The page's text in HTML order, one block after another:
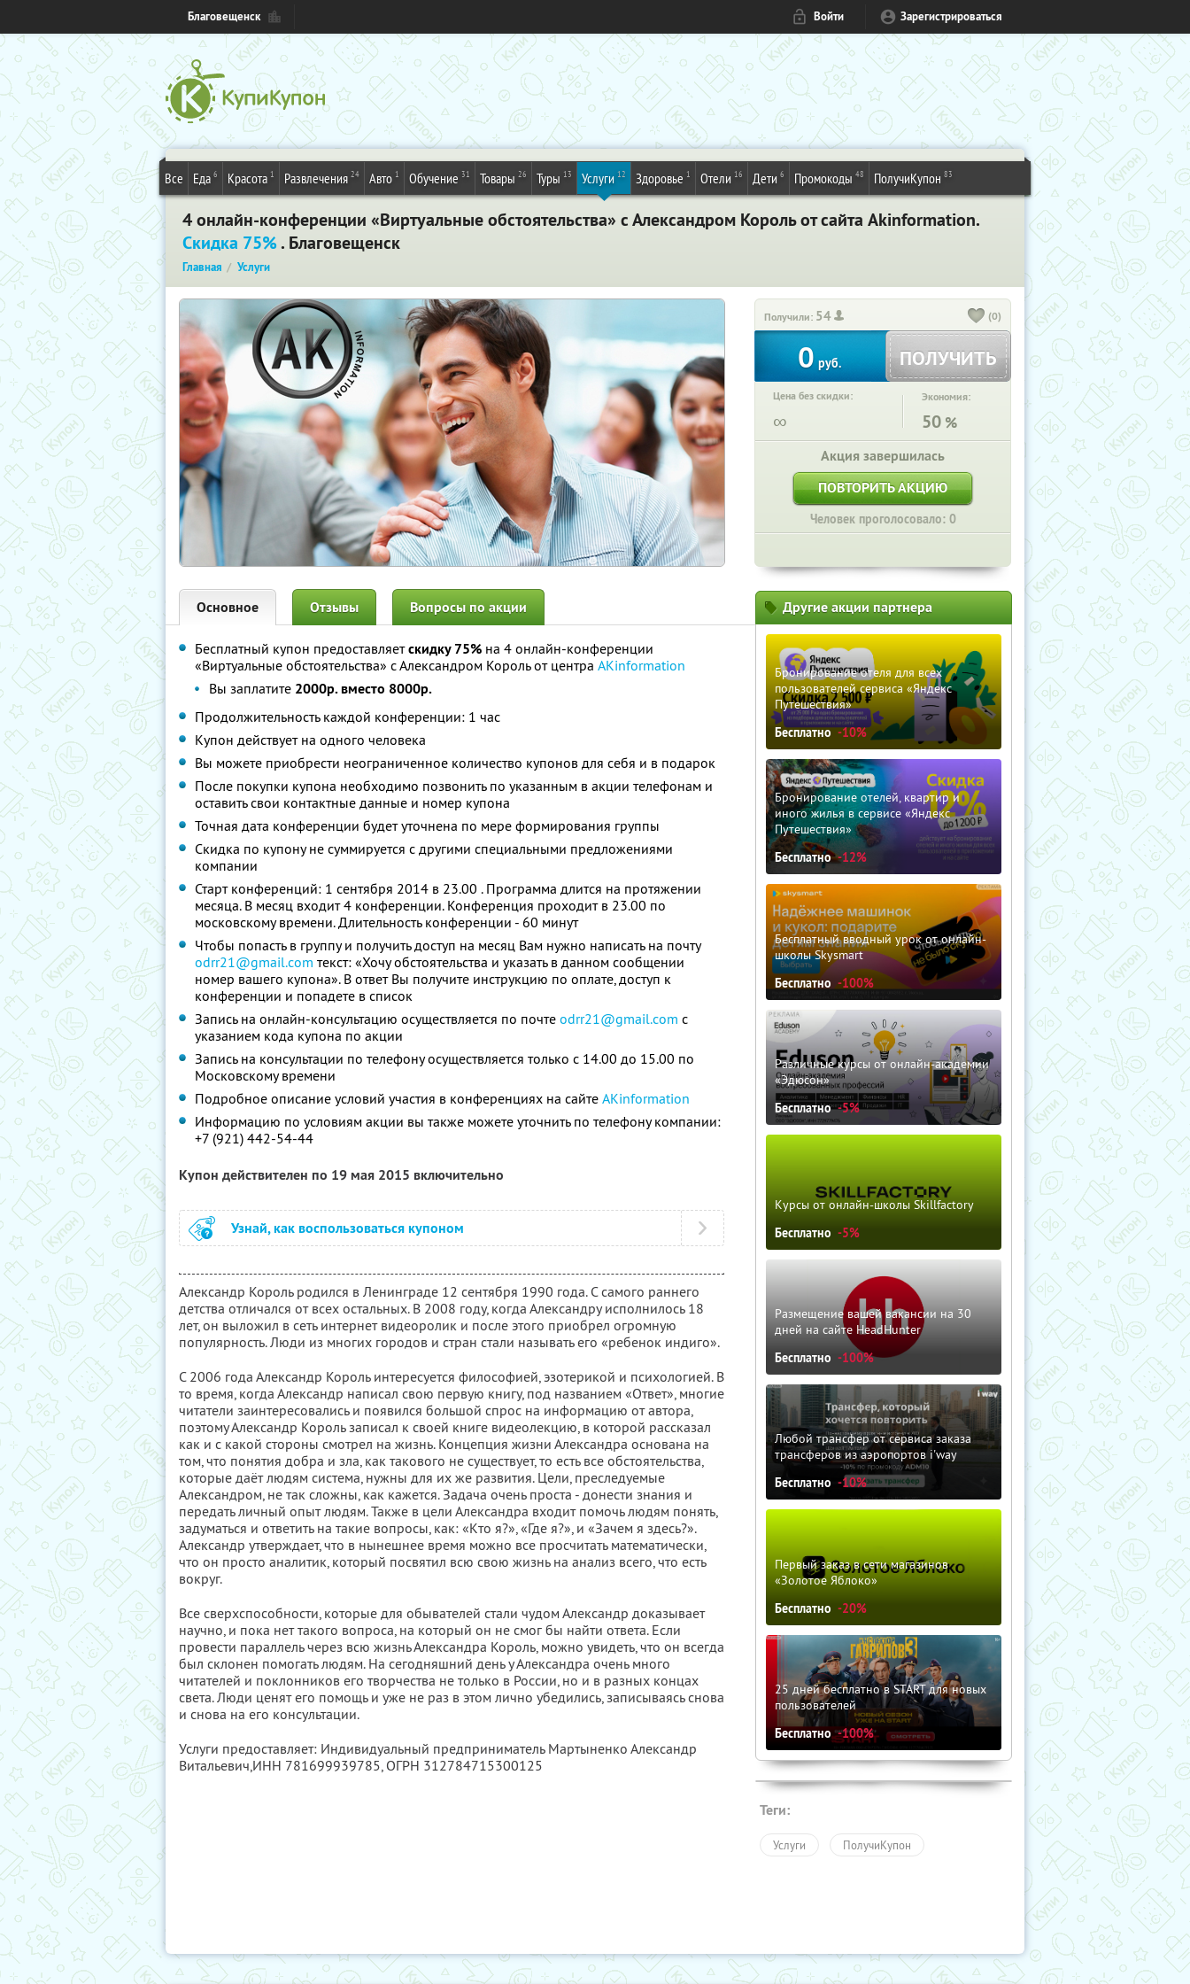
Благовещенск Войти Зарегистрироваться
Все Еда 6 Красота 1 Развлечения 24 Авто 1 Обучение 31 Товары 26 Туры 13 Услуги 12 Здоровье 1 Отели 16 Дети 6 Промокоды 48 ПолучиКупон 83
4 онлайн-конференции «Виртуальные обстоятельства» с Александром Король от сайта Akinformation.
Скидка 75%. Благовещенск
Главная Услуги
Получили: 54 (0)
0 руб. ПОЛУЧИТЬ
Цена без скидки:
∞
Экономия:
50 %
Акция завершилась
ПОВТОРИТЬ АКЦИЮ
Человек проголосовало: 0
Основное Отзывы Вопросы по акции
Бесплатный купон предоставляетскидку 75% на 4 онлайн-конференции
«Виртуальные обстоятельства» с Александром Король от центра AKinformation
Вы заплатите 2000р. вместо 8000р.
Продолжительность каждой конференции: 1 час
Купон действует на одного человека
Вы можете приобрести неограниченное количество купонов для себя и в подарок
После покупки купона необходимо позвонить по указанным в акции телефонам и
оставить свои контактные данные и номер купона
Точная дата конференции будет уточнена по мере формирования группы
Скидка по купону не суммируется с другими специальными предложениями
компании
Старт конференций: 1 сентября 2014 в 23.00 . Программа длится на протяжении
месяца. В месяц входит 4 конференции. Конференция проходит в 23.00 по
московскому времени. Длительность конференции - 60 минут
Чтобы попасть в группу и получить доступ на месяц Вам нужно написать на почту
odrr21@gmail.com текст: «Хочу обстоятельства и указать в данном сообщении
номер вашего купона». В ответ Вы получите инструкцию по оплате, доступ к
конференции и попадете в список
Запись на онлайн-консультацию осуществляется по почте odrr21@gmail.com с
указанием кода купона по акции
Запись на консультации по телефону осуществляется только с 14.00 до 15.00 по
Московскому времени
Подробное описание условий участия в конференциях на сайте AKinformation
Информацию по условиям акции вы также можете уточнить по телефону компании:
+7 (921) 442-54-44
Купон действителен по 19 мая 2015 включительно
Узнай, как воспользоваться купоном
Александр Король родился в Ленинграде 12 сентября 1990 года. С самого раннего
детства отличался от всех остальных. В 2008 году, когда Александру исполнилось 18
лет, он выложил в сеть интернет видеоролик и после этого приобрел огромную
популярность. Люди из многих городов и стран стали называть его «ребенок индиго».
С 2006 года Александр Король интересуется философией, эзотерикой и психологией. В
то время, когда Александр написал свою первую книгу, под названием «Ответ», многие
читатели заинтересовались и появился большой спрос на информацию от автора,
поэтому Александр Король записал к своей книге видеолекцию, в которой рассказал
как и с какой стороны смотрел на жизнь. Концепция жизни Александра основана на
том, что понятия добра и зла, как такового не существует, то есть все обстоятельства,
которые даёт людям система, нужны для их же развития. Цели, преследуемые
Александром, не так сложны, как кажется. Задача очень проста - донести знания и
передать личный опыт людям. Также в цели Александра входит помочь людям понять,
задуматься и ответить на такие вопросы, как: «Кто я?», «Где я?», и «Зачем я здесь?».
Александр утверждает, что в нынешнее время можно все просчитать математически,
что он просто аналитик, который посвятил всю свою жизнь на анализ всего, что есть
вокруг.
Все сверхспособности, которые для обывателей стали чудом Александр доказывает
научно, и пока нет такого вопроса, на который он не смог бы найти ответа. Если
провести параллель через всю жизнь Александра Король, можно увидеть, что он всегда
был склонен помогать людям. На сегодняшний день у Александра очень много
читателей и поклонников его творчества не только в России, но и в разных концах
света. Люди ценят его помощь и уже не раз в этом лично убедились, записываясь снова
и снова на его консультации.
Услуги предоставляет: Индивидуальный предприниматель Мартыненко Александр
Витальевич,ИНН 781699939785, ОГРН 312784715300125
Другие акции партнера
Бронирование отеля для всех
пользователей сервиса «Яндекс
Путешествия»
Бесплатно -10%
Бронирование отелей, квартир и
иного жилья в сервисе «Яндекс
Путешествия»
Бесплатно -12%
Бесплатный вводный урок от онлайн-
школы Skysmart
Бесплатно -100%
Различные курсы от онлайн-академии
«Эдюсон»
Бесплатно -5%
Курсы от онлайн-школы Skillfactory
Бесплатно -5%
Размещение вашей вакансии на 30
дней на сайте HeadHunter
Бесплатно -100%
Любой трансфер от сервиса заказа
трансферов из аэропортов i'way
Бесплатно -10%
Первый заказ в сети магазинов
«Золотое Яблоко»
Бесплатно -20%
25 дней бесплатно в START для новых
пользователей
Бесплатно -100%
Теги:
Услуги ПолучиКупон